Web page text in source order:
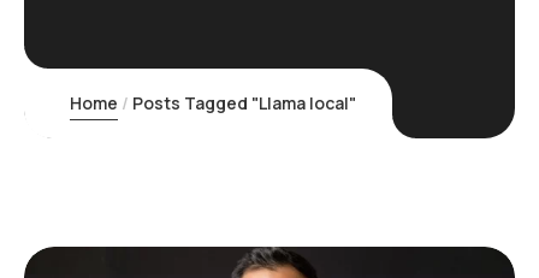
Home Posts Tagged "Llama local"